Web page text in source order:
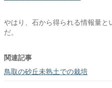
やはり、石から得られる情報量と
だ。
関連記事
鳥取の砂丘未熟土での栽培